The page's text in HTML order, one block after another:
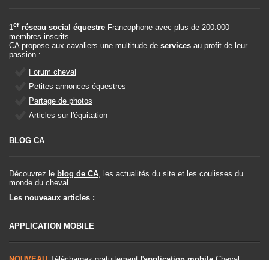
1er réseau social équestre Francophone avec plus de 200.000
membres inscrits.
CA propose aux cavaliers une multitude de services au profit de leur
passion :
Forum cheval
Petites annonces équestres
Partage de photos
Articles sur l'équitation
BLOG CA
Découvrez le blog de CA, les actualités du site et les coulisses du
monde du cheval.
Les nouveaux articles :
APPLICATION MOBILE